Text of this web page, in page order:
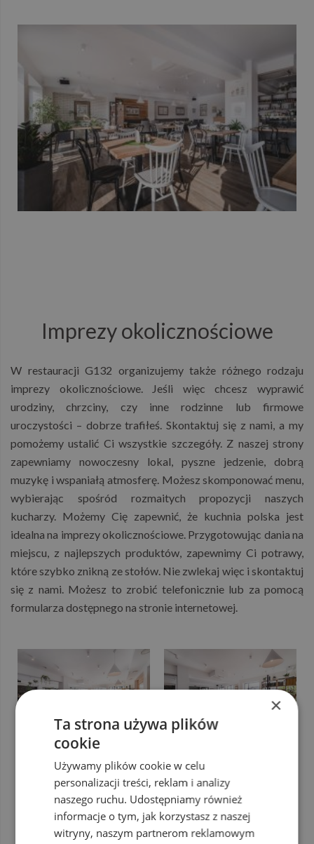
Imprezy okolicznościowe
W restauracji G132 organizujemy także różnego rodzaju
imprezy okolicznościowe. Jeśli więc chcesz wyprawić
urodziny, chrzciny, czy inne rodzinne lub firmowe
uroczystości – dobrze trafiłeś. Skontaktuj się z nami, a my
pomożemy ustalić Ci wszystkie szczegóły. Z naszej strony
zapewniamy nowoczesny lokal, pyszne jedzenie, dobrą
muzykę i wspaniałą atmosferę. Możesz skomponować menu,
wybierając spośród rozmaitych propozycji naszych
kucharzy. Możemy Cię zapewnić, że kuchnia polska jest
idealna na imprezy okolicznościowe. Przygotowując dania na
miejscu, z najlepszych produktów, zapewnimy Ci potrawy,
które szybko znikną ze stołów. Nie zwlekaj więc i skontaktuj
się z nami. Możesz to zrobić telefonicznie lub za pomocą
formularza dostępnego na stronie internetowej.
×
Ta strona używa plików
cookie
Używamy plików cookie w celu
personalizacji treści, reklam i analizy
naszego ruchu. Udostępniamy również
informacje o tym, jak korzystasz z naszej
witryny, naszym partnerom reklamowym